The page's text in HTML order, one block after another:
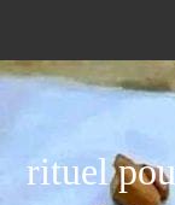
rituel